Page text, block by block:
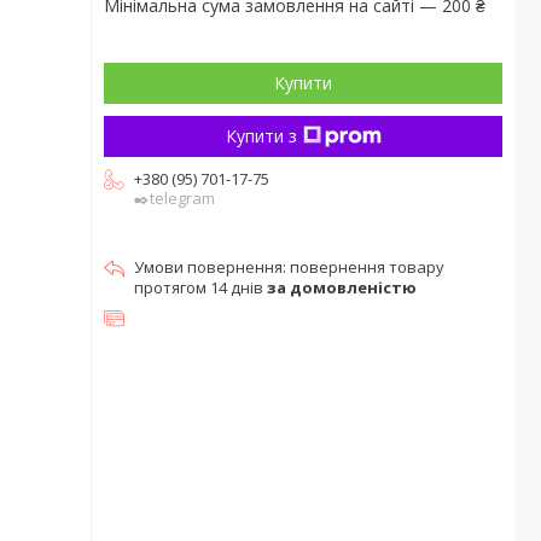
Мінімальна сума замовлення на сайті — 200 ₴
Купити
Купити з
+380 (95) 701-17-75
✒️telegram
повернення товару
протягом 14 днів за домовленістю